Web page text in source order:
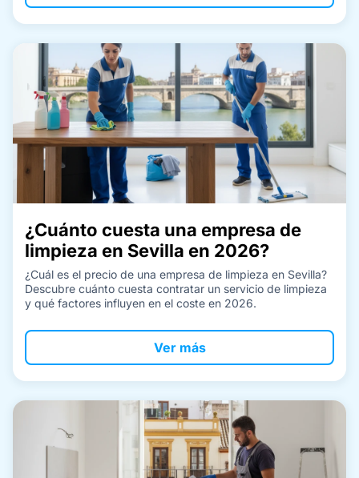
¿Cuánto cuesta una empresa de
limpieza en Sevilla en 2026?
¿Cuál es el precio de una empresa de limpieza en Sevilla?
Descubre cuánto cuesta contratar un servicio de limpieza
y qué factores influyen en el coste en 2026.
Ver más